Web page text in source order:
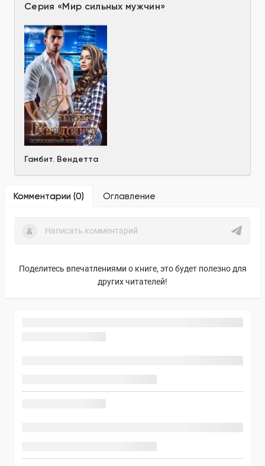
Серия «Мир сильных мужчин»
Гамбит. Вендетта
Комментарии (0) Оглавление
Поделитесь впечатлениями о книге, это будет полезно для
других читателей!